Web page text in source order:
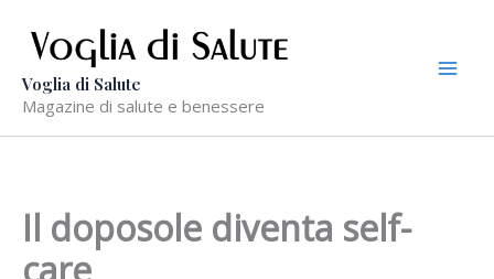
contenuto
Voglia di Salute
Magazine di salute e benessere
Il doposole diventa self-